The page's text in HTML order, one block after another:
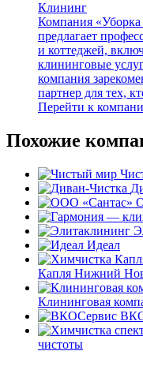
Клининг
Компания
предлагает
и коттеджей,
клининговые
компания
партнер для тех,
Перейти к
Похожие
Идеал
Капля Нижний
Клининговая
чистоты